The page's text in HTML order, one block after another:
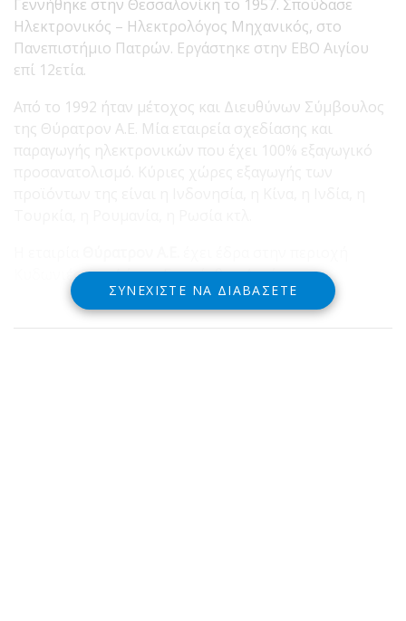
Γεννήθηκε στην Θεσσαλονίκη το 1957. Σπούδασε
Ηλεκτρονικός – Ηλεκτρολόγος Μηχανικός, στο
Πανεπιστήμιο Πατρών. Εργάστηκε στην ΕΒΟ Αιγίου
επί 12ετία.
Από το 1992 ήταν μέτοχος και Διευθύνων Σύμβουλος
της Θύρατρον Α.Ε. Μία εταιρεία σχεδίασης και
παραγωγής ηλεκτρονικών που έχει 100% εξαγωγικό
Κυδωνιές του Δήμου Ερυμάνθου Αχαίας.
ΣΥΝΕΧΊΣΤΕ ΝΑ ΔΙΑΒΆΣΕΤΕ